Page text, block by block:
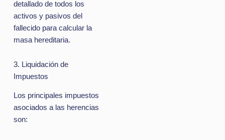
detallado de todos los
activos y pasivos del
fallecido para calcular la
masa hereditaria.
3. Liquidación de
Impuestos
Los principales impuestos
asociados a las herencias
son: